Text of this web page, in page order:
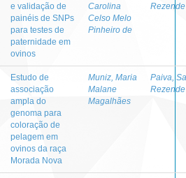
e validação de
painéis de SNPs
para testes de
paternidade em
ovinos
Carolina
Celso Melo
Pinheiro de
Rezende
Estudo de
associação
ampla do
genoma para
coloração de
pelagem em
ovinos da raça
Morada Nova
Muniz, Maria
Malane
Magalhães
Paiva,
Rezende